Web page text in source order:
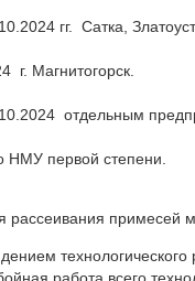
гг. Сатка,
г. Магнитогорск.
отдельным
НМУ первой степени.
рассеивания
технологического
работа всего